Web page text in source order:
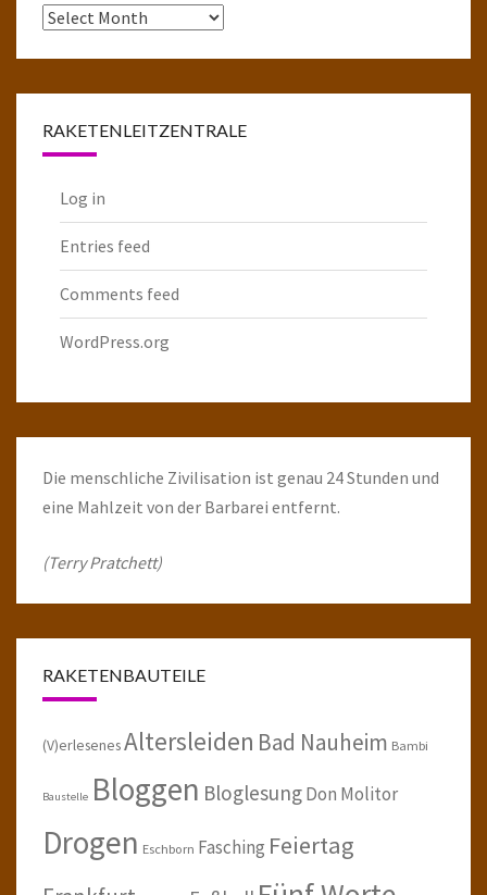
Das
RAKETENLEITZENTRALE
Log in
Entries feed
Comments feed
WordPress.org
Die menschliche Zivilisation ist genau 24 Stunden und
eine Mahlzeit von der Barbarei entfernt.
(Terry Pratchett)
RAKETENBAUTEILE
(V)erlesenesAltersleiden Bad Nauheim Bambi
Baustelle Bloggen BloglesungDon Molitor
Drogen Eschborn Fasching Feiertag